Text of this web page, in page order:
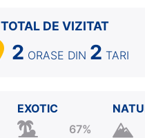
TOTAL DE VIZITAT
2 ORASE DIN 2 TARI
EXOTIC
67%